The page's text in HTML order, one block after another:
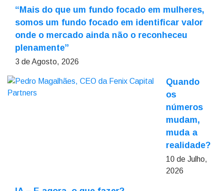
“Mais do que um fundo focado em mulheres,
somos um fundo focado em identificar valor
onde o mercado ainda não o reconheceu
plenamente”
3 de Agosto, 2026
Quando
os
números
mudam,
muda a
realidade?
10 de Julho,
2026